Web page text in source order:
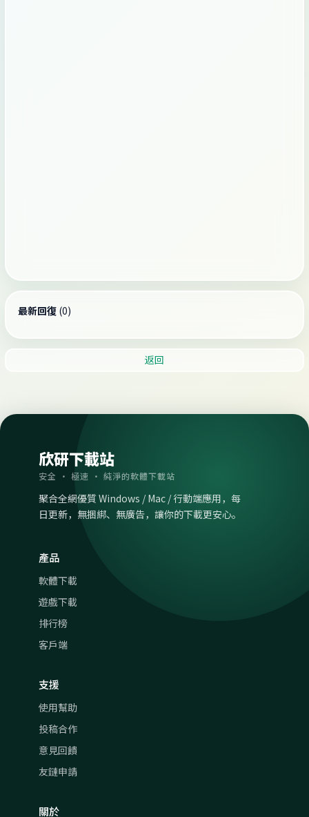
最新回復 (0)
返回
欣研下載站
安全 · 極速 · 純淨的軟體下載站
聚合全網優質 Windows / Mac / 行動端應用，每
日更新，無捆綁、無廣告，讓你的下載更安心。
產品
軟體下載
遊戲下載
排行榜
客戶端
支援
使用幫助
投稿合作
意見回饋
友鏈申請
關於